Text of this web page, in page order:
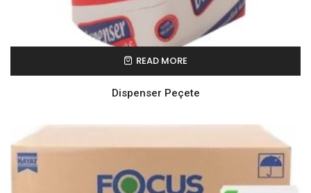
READ MORE
Dispenser Peçete